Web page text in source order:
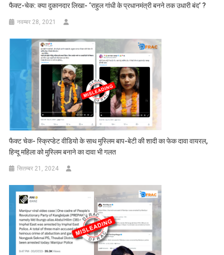
फैक्ट-चेक: क्या दुकानदार लिखा- ‘राहुल गांधी के प्रधानमंत्री बनने तक उधारी बंद’ ?
नवम्बर 28, 2021
फैक्ट चेक- स्क्रिप्डेट वीडियो के साथ मुस्लिम बाप-बेटी की शादी का फेक दावा वायरल,
हिन्दू महिला को मुस्लिम बनाने का दावा भी गलत
सितम्बर 21, 2024